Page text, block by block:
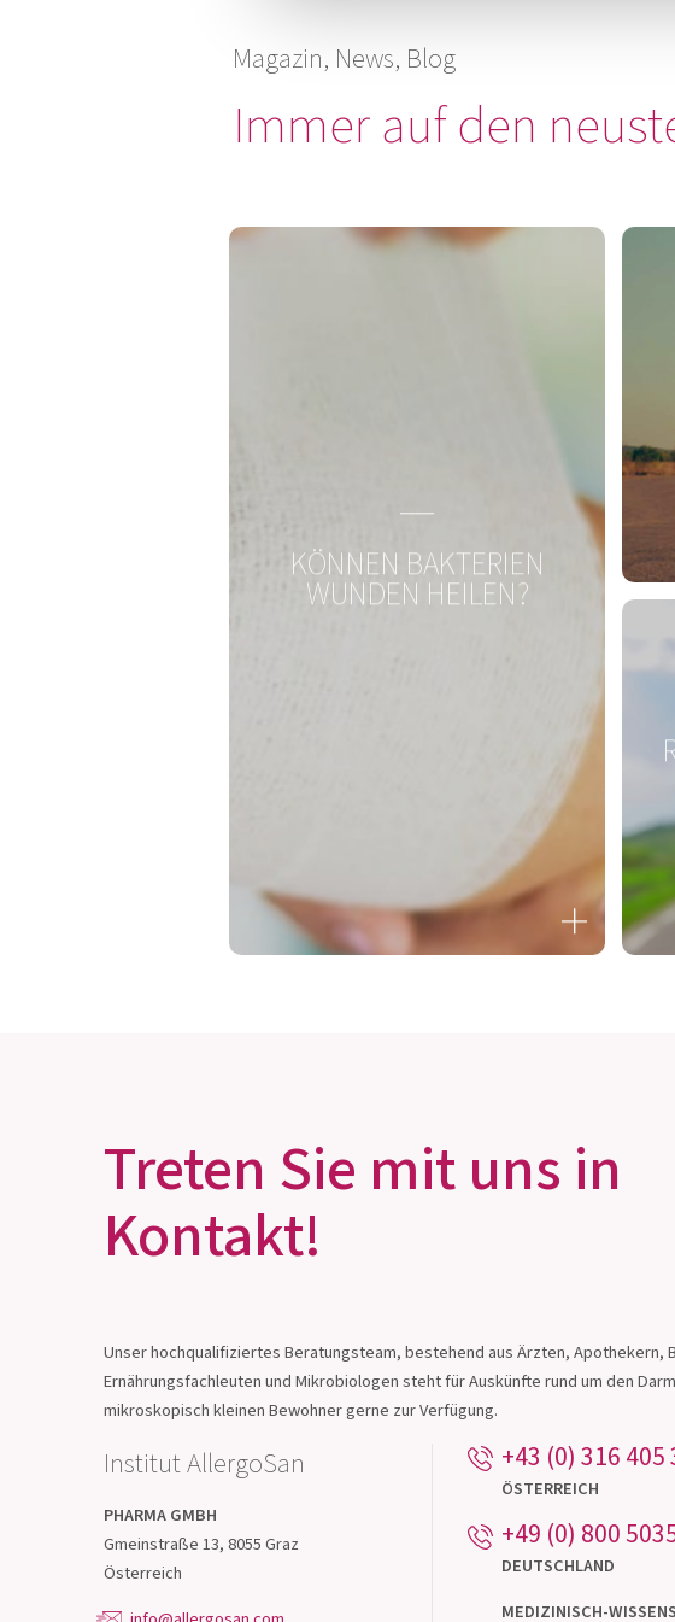
Zum Produkt
OMNi-BiOTiC® 10
Zum Produkt
Magazin, News, Blog
Immer auf den
KÖNNEN BAKTERIEN
WUNDEN HEILEN?
Treten Sie mit uns in
Kontakt!
Unser hochqualifiziertes Beratungsteam, bestehend aus Ärzten, Apothekern,
Ernährungsfachleuten und Mikrobiologen steht für Auskünfte rund um den
mikroskopisch kleinen Bewohner gerne zur Verfügung.
Institut AllergoSan
PHARMAGMBH
Gmeinstraße 13, 8055 Graz
Österreich
+43 (0) 316 405
ÖSTERREICH
+49 (0) 800
DEUTSCHLAND
MEDIZINISCH-